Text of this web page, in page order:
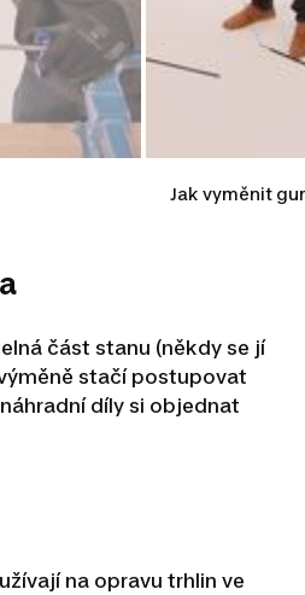
Jak vyměnit
část stanu (někdy se jí
stačí postupovat
díly si objednat
na opravu trhlin ve